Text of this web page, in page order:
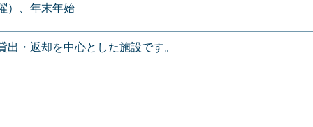
）、年末年始
・返却を中心とした施設です。